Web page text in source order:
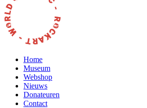
Home
Museum
Webshop
Nieuws
Donateuren
Contact